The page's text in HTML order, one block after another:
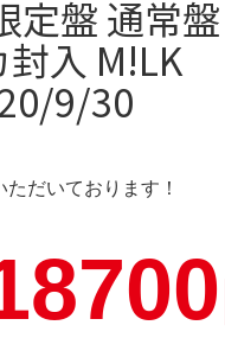
定盤 通常盤
封入 M!LK
9/30
だいております！